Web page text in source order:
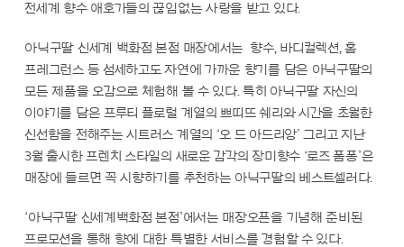
전세계 향수 애호가들의 끊임없는 사랑을 받고 있다.
아닉구딸 신세계 백화점 본점 매장에서는 향수, 바디컬렉션, 홈
프레그런스 등 섬세하고도 자연에 가까운 향기를 담은 아닉구딸의
모든 제품을 오감으로 체험해 볼 수 있다. 특히 아닉구딸 자신의
이야기를 담은 프루티 플로럴 계열의 쁘띠뜨 쉐리와 시간을 초월한
신선함을 전해주는 시트러스 계열의 ‘오 드 아드리앙’ 그리고 지난
3월 출시한 프렌치 스타일의 새로운 감각의 장미향수 ‘로즈 폼퐁’은
매장에 들르면 꼭 시향하기를 추천하는 아닉구딸의 베스트셀러다.
‘아닉구딸 신세계백화점 본점’에서는 매장오픈을 기념해 준비된
프로모션을 통해 향에 대한 특별한 서비스를 경험할 수 있다.